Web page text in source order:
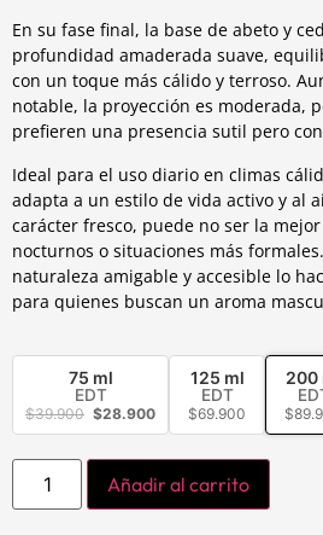
En su fase final, la base de abeto y
profundidad amaderada suave,
con un toque más cálido y terroso.
notable, la proyección es moderada,
prefieren una presencia sutil pero
Ideal para el uso diario en climas
adapta a un estilo de vida activo y al
carácter fresco, puede no ser la
nocturnos o situaciones más
naturaleza amigable y accesible lo
para quienes buscan un aroma
75 ml
EDT
$39.900 $28.900
125 ml
EDT
$69.900
200
$
Añadir al carrito